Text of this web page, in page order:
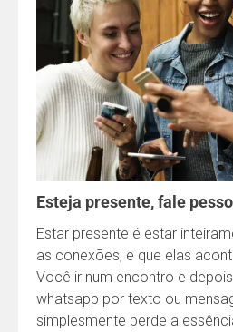
Esteja presente, fale
Estar presente é estar
as conexões, e que elas
Você ir num encontro e
whatsapp por texto ou
simplesmente perde a